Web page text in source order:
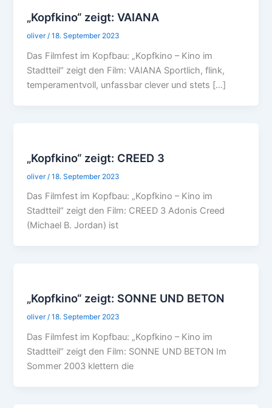
„Kopfkino“ zeigt: VAIANA
oliver/18. September 2023
Das Filmfest im Kopfbau: „Kopfkino – Kino im
Stadtteil“ zeigt den Film: VAIANA Sportlich, flink,
temperamentvoll, unfassbar clever und stets […]
„Kopfkino“ zeigt: CREED 3
oliver /18. September 2023
Das Filmfest im Kopfbau: „Kopfkino – Kino im
Stadtteil“ zeigt den Film: CREED 3 Adonis Creed
(Michael B. Jordan) ist
„Kopfkino“ zeigt: SONNE UND BETON
oliver/18. September 2023
Das Filmfest im Kopfbau: „Kopfkino – Kino im
Stadtteil“ zeigt den Film: SONNE UND BETON Im
Sommer 2003 klettern die